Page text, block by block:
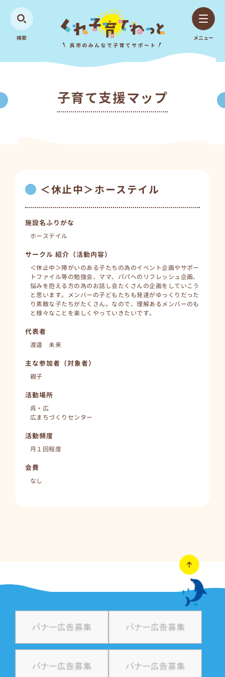
検索 メニュー
子育て支援マップ
＜休止中＞ホーステイル
施設名ふりがな
ホーステイル
サークル 紹介（活動内容）
＜休止中＞障がいのある子たちの為のイベント企画やサポー
トファイル等の勉強会、ママ、パパへのリフレッシュ企画、
悩みを抱える方の為のお話し会たくさんの企画をしていこう
と思います。メンバーの子どもたちも発達がゆっくりだった
り素敵な子たちがたくさん。なので、理解あるメンバーのも
と様々なことを楽しくやっていきたいです。
代表者
渡邉 未来
主な参加者（対象者）
親子
活動場所
呉・広
広まちづくりセンター
活動頻度
月１回程度
会費
なし